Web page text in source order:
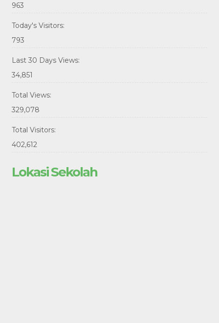
963
Today's Visitors:
793
Last 30 Days Views:
34,851
Total Views:
329,078
Total Visitors:
402,612
Lokasi Sekolah